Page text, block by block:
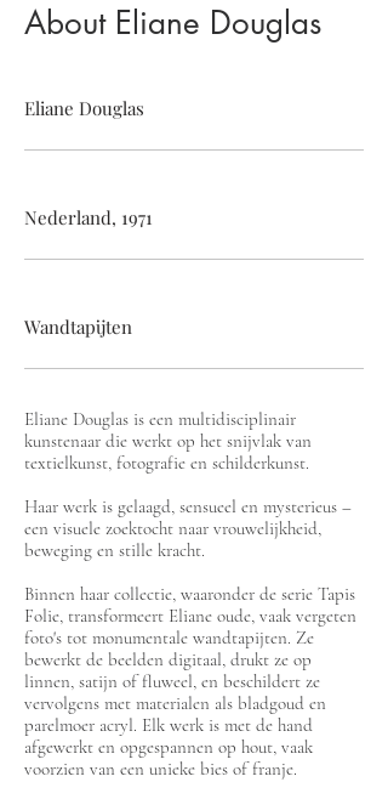
About Eliane Douglas
Eliane Douglas
Nederland, 1971
Wandtapijten
Eliane Douglas is een multidisciplinair
kunstenaar die werkt op het snijvlak van
textielkunst, fotografie en schilderkunst.
Haar werk is gelaagd, sensueel en mysterieus –
een visuele zoektocht naar vrouwelijkheid,
beweging en stille kracht.
Binnen haar collectie, waaronder de serie Tapis
Folie, transformeert Eliane oude, vaak vergeten
foto's tot monumentale wandtapijten. Ze
bewerkt de beelden digitaal, drukt ze op
linnen, satijn of fluweel, en beschildert ze
vervolgens met materialen als bladgoud en
parelmoer acryl. Elk werk is met de hand
afgewerkt en opgespannen op hout, vaak
voorzien van een unieke bies of franje.